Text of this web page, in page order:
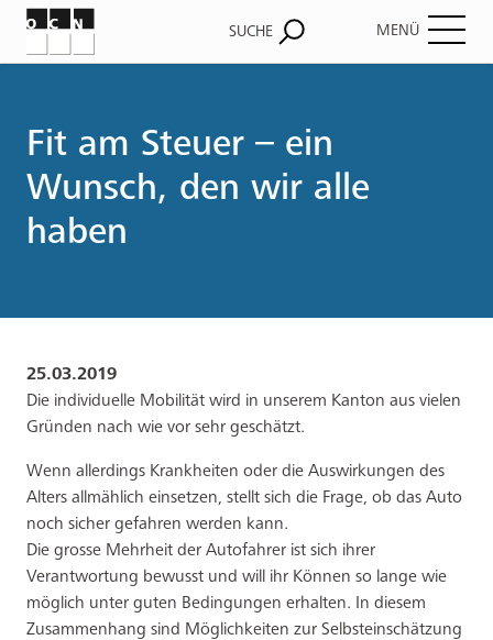
Fit am Steuer – ein
Wunsch, den wir alle
haben
25.03.2019
Die individuelle Mobilität wird in unserem Kanton aus vielen
Gründen nach wie vor sehr geschätzt.
Wenn allerdings Krankheiten oder die Auswirkungen des
Alters allmählich einsetzen, stellt sich die Frage, ob das Auto
noch sicher gefahren werden kann.
Die grosse Mehrheit der Autofahrer ist sich ihrer
Verantwortung bewusst und will ihr Können so lange wie
möglich unter guten Bedingungen erhalten. In diesem
Zusammenhang sind Möglichkeiten zur Selbsteinschätzung
SUCHE MENÜ